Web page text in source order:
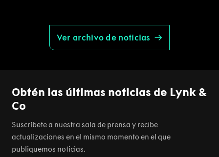
Ver archivo de noticias
Obtén las últimas noticias de Lynk &
Co
Suscríbete a nuestra sala de prensa y recibe
actualizaciones en el mismo momento en el que
publiquemos noticias.